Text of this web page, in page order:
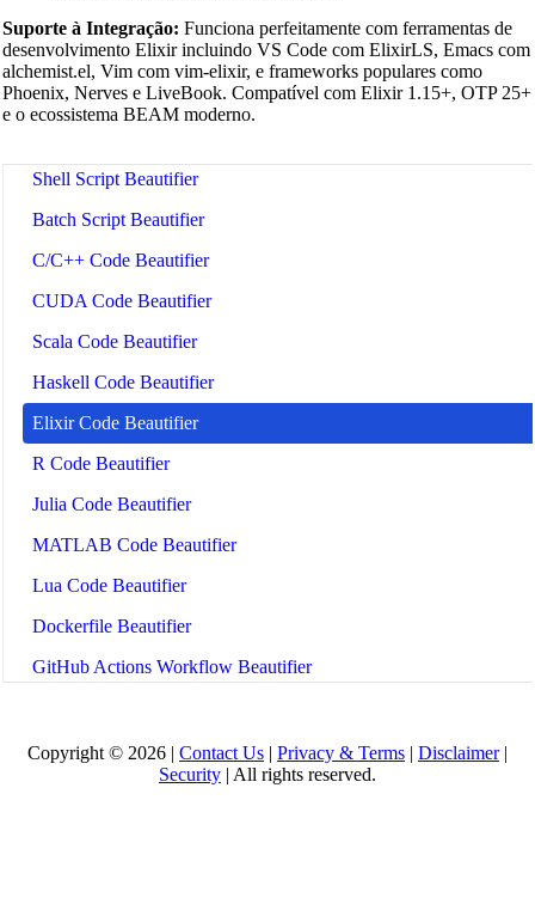
Dart Code Beautifier
INI Beautifier
CSV Beautifier
Shell Script Beautifier
Batch Script Beautifier
C/C++ Code Beautifier
CUDA Code Beautifier
Scala Code Beautifier
Haskell Code Beautifier
Elixir Code Beautifier
R Code Beautifier
Julia Code Beautifier
MATLAB Code Beautifier
Lua Code Beautifier
Dockerfile Beautifier
GitHub Actions Workflow Beautifier
Prometheus Config Beautifier
LaTeX Beautifier
Suporte à Integração: Funciona perfeitamente com ferramentas de
desenvolvimento Elixir incluindo VS Code com ElixirLS, Emacs com
alchemist.el, Vim com vim-elixir, e frameworks populares como
Phoenix, Nerves e LiveBook. Compatível com Elixir 1.15+, OTP 25+
e o ecossistema BEAM moderno.
Copyright © 2026 | Contact Us | Privacy & Terms | Disclaimer|
Security | All rights reserved.